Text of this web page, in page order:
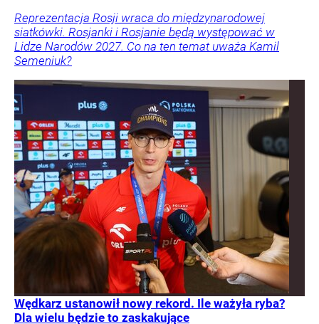
Reprezentacja Rosji wraca do międzynarodowej
siatkówki. Rosjanki i Rosjanie będą występować w
Lidze Narodów 2027. Co na ten temat uważa Kamil
Semeniuk?
Wędkarz ustanowił nowy rekord. Ile ważyła ryba?
Dla wielu będzie to zaskakujące